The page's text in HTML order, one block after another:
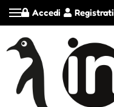
Registrati
Accedi